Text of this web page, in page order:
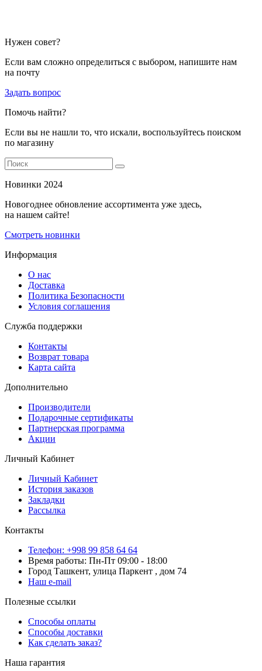
Нужен совет?
Если вам сложно определиться с выбором, напишите нам
на почту
Задать вопрос
Помочь найти?
Если вы не нашли то, что искали, воспользуйтесь поиском
по магазину
Новинки 2024
Новогоднее обновление ассортимента уже здесь,
на нашем сайте!
Смотреть новинки
Информация
О нас
Доставка
Политика Безопасности
Условия соглашения
Служба поддержки
Контакты
Возврат товара
Карта сайта
Дополнительно
Производители
Подарочные сертификаты
Партнерская программа
Акции
Личный Кабинет
Личный Кабинет
История заказов
Закладки
Рассылка
Контакты
Телефон: +998 99 858 64 64
Время работы: Пн-Пт 09:00 - 18:00
Город Ташкент, улица Паркент , дом 74
Наш e-mail
Полезные ссылки
Способы оплаты
Способы доставки
Как сделать заказ?
Наша гарантия